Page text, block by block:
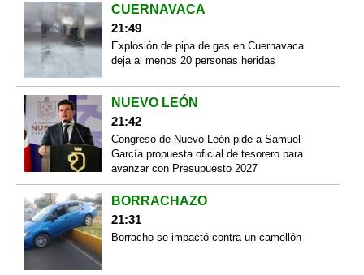
CUERNAVACA
21:49
Explosión de pipa de gas en Cuernavaca
deja al menos 20 personas heridas
NUEVO LEÓN
21:42
Congreso de Nuevo León pide a Samuel
García propuesta oficial de tesorero para
avanzar con Presupuesto 2027
BORRACHAZO
21:31
Borracho se impactó contra un camellón